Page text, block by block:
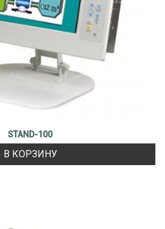
STAND-100
В КОРЗИНУ